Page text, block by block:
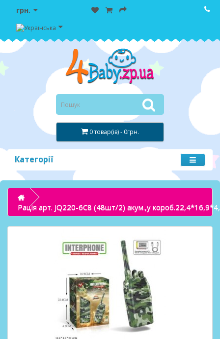
грн.
0 товар(ів) - 0грн.
Категорії
Рацiя арт. JQ220-6C8 (48шт/2) акум.,у